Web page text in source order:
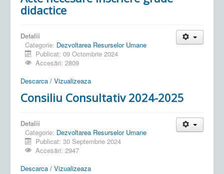
didactice
Detalii
Categorie: Dezvoltarea Resurselor Umane
Publicat: 09 Octombrie 2024
Accesări: 2809
Descarca / Vizualizeaza
Consiliu Consultativ 2024-2025
Detalii
Categorie: Dezvoltarea Resurselor Umane
Publicat: 30 Septembrie 2024
Accesări: 2947
Descarca / Vizualizeaza